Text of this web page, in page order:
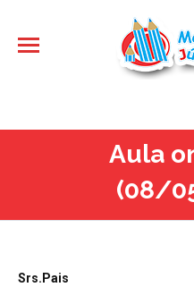
Aula
(08/
Srs.Pais